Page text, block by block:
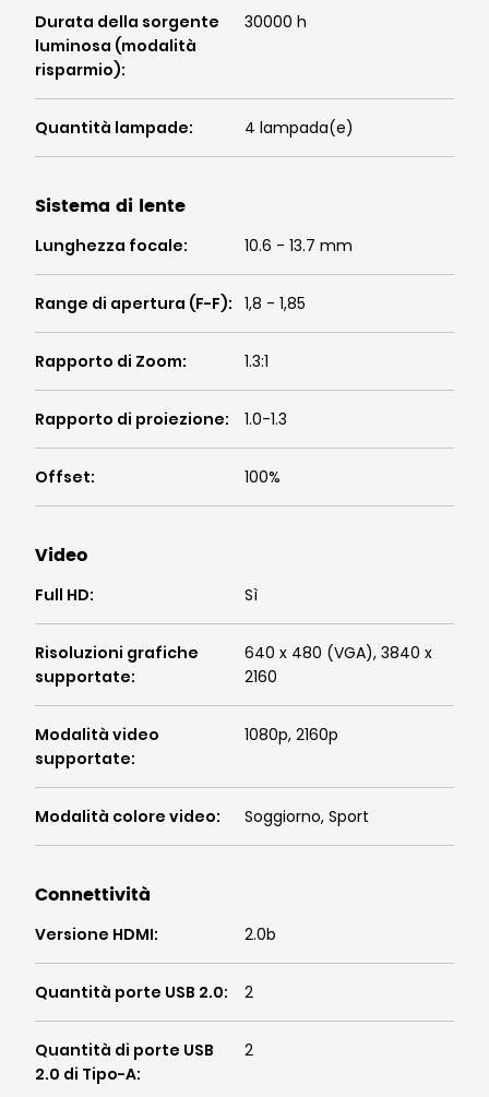
Durata della sorgente
luminosa (modalità
risparmio):
30000 h
Quantità lampade: 4 lampada(e)
Sistema di lente
Lunghezza focale: 10.6 - 13.7 mm
Range di apertura (F-F): 1,8 - 1,85
Rapporto di Zoom: 1.3:1
Rapporto di proiezione: 1.0-1.3
Offset: 100%
Video
Full HD: Sì
Risoluzioni grafiche
supportate:
640 x 480 (VGA), 3840 x
2160
Modalità video
supportate:
1080p, 2160p
Modalità colore video: Soggiorno, Sport
Connettività
Versione HDMI: 2.0b
Quantità porte USB 2.0: 2
Quantità di porte USB
2.0 di Tipo-A:
2